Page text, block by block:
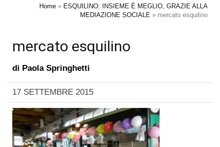
Home » ESQUILINO: INSIEME È MEGLIO, GRAZIE ALLA
MEDIAZIONE SOCIALE » mercato esquilino
mercato esquilino
di Paola Springhetti
17 SETTEMBRE 2015